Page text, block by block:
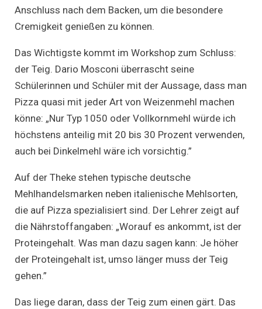
Anschluss nach dem Backen, um die besondere
Cremigkeit genießen zu können.
Das Wichtigste kommt im Workshop zum Schluss:
der Teig. Dario Mosconi überrascht seine
Schülerinnen und Schüler mit der Aussage, dass man
Pizza quasi mit jeder Art von Weizenmehl machen
könne: „Nur Typ 1050 oder Vollkornmehl würde ich
höchstens anteilig mit 20 bis 30 Prozent verwenden,
auch bei Dinkelmehl wäre ich vorsichtig.”
Auf der Theke stehen typische deutsche
Mehlhandelsmarken neben italienische Mehlsorten,
die auf Pizza spezialisiert sind. Der Lehrer zeigt auf
die Nährstoffangaben: „Worauf es ankommt, ist der
Proteingehalt. Was man dazu sagen kann: Je höher
der Proteingehalt ist, umso länger muss der Teig
gehen.”
Das liege daran, dass der Teig zum einen gärt. Das